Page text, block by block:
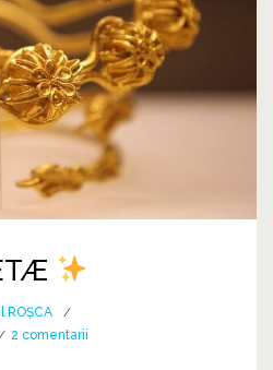
ROȘCA
2 comentariila